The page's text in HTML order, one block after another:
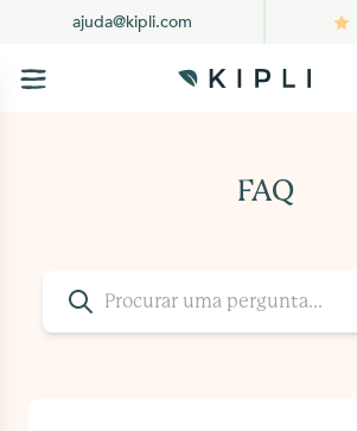
ajuda@kipli.com
FAQ